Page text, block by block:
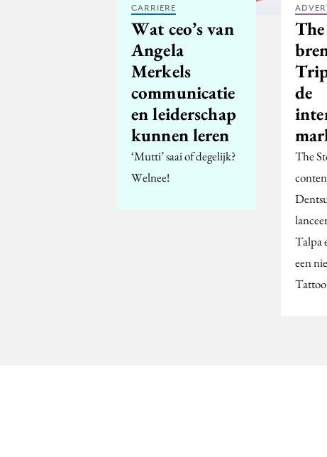
CARRIERE
Wat ceo’s van
Angela
Merkels
communicatie
en leiderschap
kunnen leren
‘Mutti’ saai of degelijk?
Welnee!
de
The
Talpa
een